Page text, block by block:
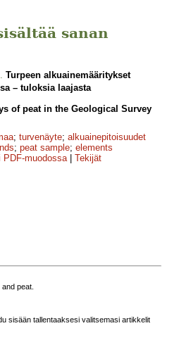
sanan
. Turpeen alkuainemääritykset
– tuloksia laajasta
of peat in the Geological Survey
; turvenäyte; alkuainepitoisuudet
; peat sample; elements
PDF-muodossa| Tekijät
peat.
sisään tallentaaksesi valitsemasi artikkelit